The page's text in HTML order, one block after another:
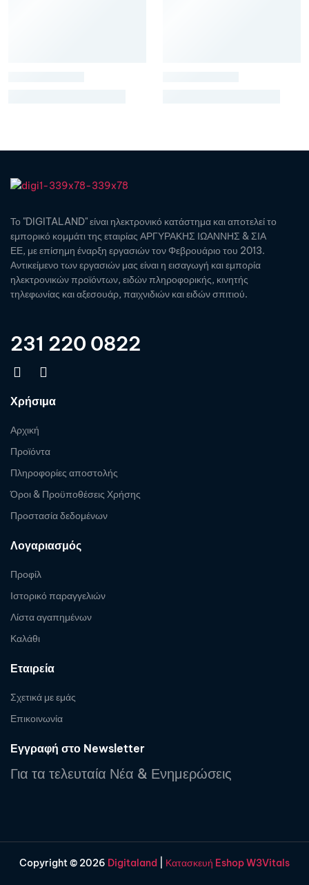
Το "DIGITALAND" είναι ηλεκτρονικό κατάστημα και αποτελεί το
εμπορικό κομμάτι της εταιρίας ΑΡΓΥΡΑΚΗΣ ΙΩΑΝΝΗΣ & ΣΙΑ
ΕΕ, με επίσημη έναρξη εργασιών τον Φεβρουάριο του 2013.
Αντικείμενο των εργασιών μας είναι η εισαγωγή και εμπορία
ηλεκτρονικών προϊόντων, ειδών πληροφορικής, κινητής
τηλεφωνίας και αξεσουάρ, παιχνιδιών και ειδών σπιτιού.
231 220 0822
Χρήσιμα
Αρχική
Προϊόντα
Πληροφορίες αποστολής
Όροι & Προϋποθέσεις Χρήσης
Προστασία δεδομένων
Λογαριασμός
Προφίλ
Ιστορικό παραγγελιών
Λίστα αγαπημένων
Καλάθι
Εταιρεία
Σχετικά με εμάς
Επικοινωνία
Εγγραφή στο Newsletter
Για τα τελευταία Νέα & Ενημερώσεις
Copyright © 2026 Digitaland Κατασκευή Eshop W3Vitals